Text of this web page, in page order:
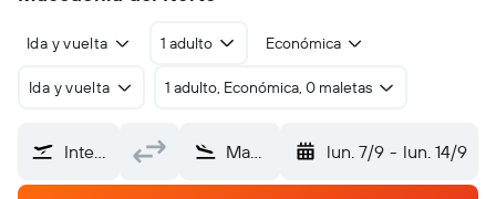
Ida y vuelta 1 adulto Económica
Ida y vuelta 1 adulto, Económica, 0 maletas
Internacional de Punta Cana (PUJ) Macedonia del Norte lun. 7/9 - lun. 14/9